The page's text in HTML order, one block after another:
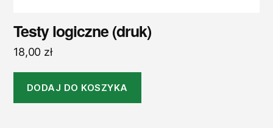
Testy logiczne (druk)
18,00 zł
DODAJ DO KOSZYKA